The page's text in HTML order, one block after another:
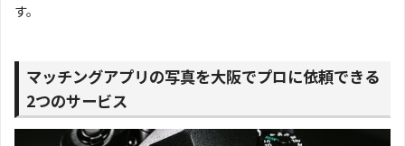
す。
マッチングアプリの写真を大阪でプロに依頼できる
2つのサービス